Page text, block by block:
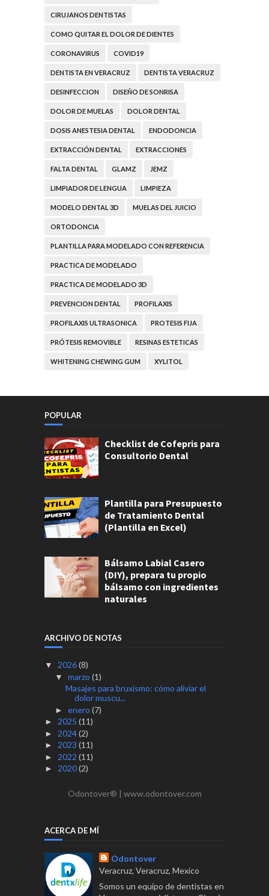
CIRUJANOS DENTISTAS
COMO QUITAR EL DOLOR DE DIENTES
CORONAVIRUS COVID19
DENTISTA EN VERACRUZ DENTISTA VERACRUZ
DESINFECCION DISEÑO DE SONRISA
DOLOR DE MUELAS DOLOR DENTAL
DOSIS ANESTESIA DENTAL ENDODONCIA
EXTRACCIÓN DENTAL EXTRACCIONES
FALTA DENTAL GLAMZ JEMZ
LIMPIADOR DE LENGUA LIMPIEZA
MODELO DENTAL 3D MUELAS DEL JUICIO
ORTODONCIA
PLANTILLA PARA MODELADO CON REFERENCIA
PRACTICA DE MODELADO
PRACTICA DE MODELADO 3D
PREVENCION DENTAL PROFILAXIS
PROFILAXIS ULTRASONICA PROTESIS FIJA
PRÓTESIS REMOVIBLE RESINAS ESTETICAS
WHITENING CHEWING GUM XYLITOL
POPULAR
Checklist de Cofepris para
Consultorio Dental
Plantilla para Presupuesto
de Tratamiento Dental
(Plantilla en Excel)
Bálsamo Labial Casero
(DIY), prepara tu propio
bálsamo con ingredientes
naturales
ARCHIVO DE NOTAS
▼ 2026(8)
▼ marzo (1)
Masajes para bruxismo: cómo aliviar el
dolor muscu...
► enero (7)
► 2025 (11)
► 2024(2)
► 2023 (11)
► 2022 (11)
► 2020(2)
Odontover® | www.odontover.com
ACERCA DE MÍ
Odontover
Veracruz, Veracruz, Mexico
Somos un equipo de dentistas en